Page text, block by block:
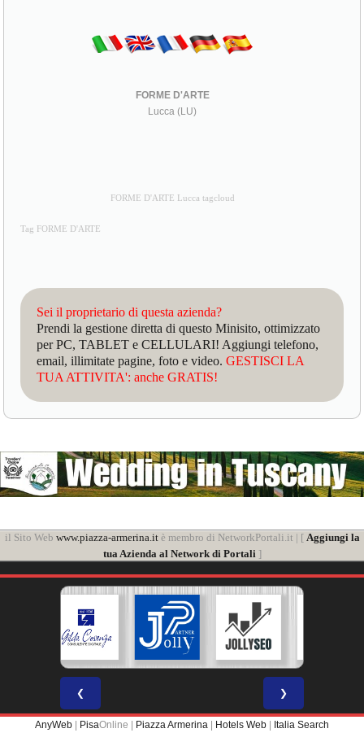
FORME D'ARTE
Lucca (LU)
FORME D'ARTE Lucca tagcloud
Tag FORME D'ARTE
Sei il proprietario di questa azienda?
Prendi la gestione diretta di questo Minisito, ottimizzato
per PC, TABLET e CELLULARI! Aggiungi telefono,
email, illimitate pagine, foto e video.GESTISCI LA
TUA ATTIVITA': anche GRATIS!
il Sito Web www.piazza-armerina.itè membro di NetworkPortali.it | [ Aggiungi la
tua Azienda al Network di Portali ]
❮ ❯
AnyWeb | PisaOnline | Piazza Armerina | Hotels Web | Italia Search